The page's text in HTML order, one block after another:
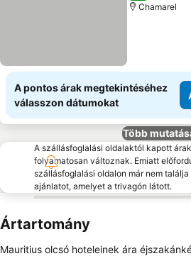
Chamarel
A pontos árak megtekintéséhez
válasszon dátumokat
Több
A szállásfoglalási oldalaktól kapott
folyamatosan változnak. Emiatt
szállásfoglalási oldalon már nem
ajánlatot, amelyet a trivagón látott.
Ártartomány
Mauritius olcsó hoteleinek ára